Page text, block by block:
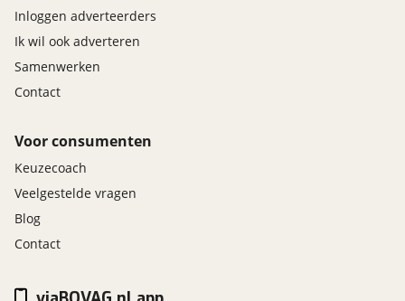
Inloggen adverteerders
Ik wil ook adverteren
Samenwerken
Contact
Voor consumenten
Keuzecoach
Veelgestelde vragen
Blog
Contact